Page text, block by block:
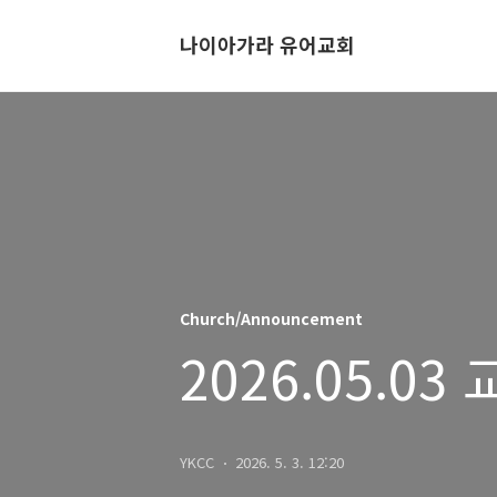
나이아가라 유어교회
Church/Announcement
2026.05.03
YKCC 2026. 5. 3. 12:20